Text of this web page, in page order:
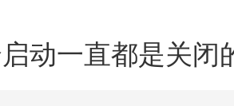
动一直都是关闭